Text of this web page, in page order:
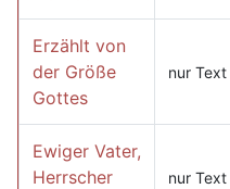
Erzählt von
der Größe
Gottes
nur Text
Ewiger Vater,
Herrscher
nur Text